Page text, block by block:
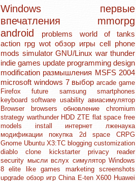
Windows первые
впечатления mmorpg
android
problems world of tanks
action rpg wot обзор игры cell phone
mods simulator GNU/Linux war thunder
indie games update programming design
modification размышления MSFS 2004
microsoft windows 7 выборarcade game
Firefoxfuture samsungsmartphones
keyboardsoftware usabilityавиасимулятор
Browser
browsersобновлениеchromium
strategy warthunder HDDZTE flat spacefree
models installинтернетлженаука
модификациипокупка 2d space CRPG
Gnome Ubuntu X3:TC blogging customization
diablo clone
kickstarter privacy reader
security мысли вслух симулятор Windows
8elite like games marketingscreenshots
upgrade обзор игр China E-ten X600 Huawei